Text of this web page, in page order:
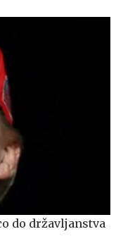
do državljanstva